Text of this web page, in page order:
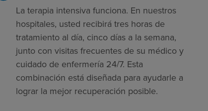
La terapia intensiva funciona. En nuestros
hospitales, usted recibirá tres horas de
tratamiento al día, cinco días a la semana,
junto con visitas frecuentes de su médico y
cuidado de enfermería 24/7. Esta
combinación está diseñada para ayudarle a
lograr la mejor recuperación posible.